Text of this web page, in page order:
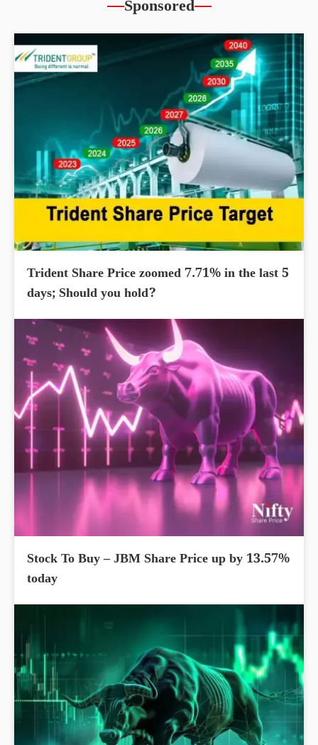
Sponsored
Trident Share Price zoomed 7.71% in the last 5
days; Should you hold?
Stock To Buy – JBM Share Price up by 13.57%
today